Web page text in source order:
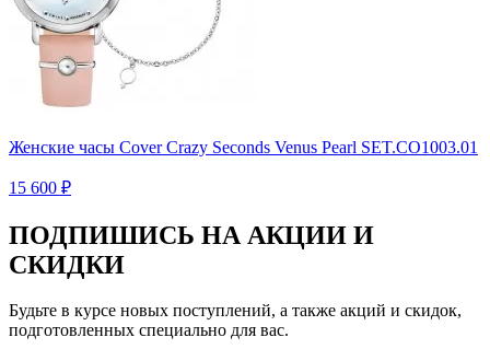
Женские часы Cover Crazy Seconds Venus Pearl SET.CO1003.01
15 600 ₽
ПОДПИШИСЬ НА АКЦИИ И
СКИДКИ
Будьте в курсе новых поступлений, а также акций и скидок,
подготовленных специально для вас.